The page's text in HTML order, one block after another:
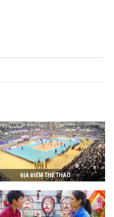
ĐỊA ĐIỂM THỂ THAO